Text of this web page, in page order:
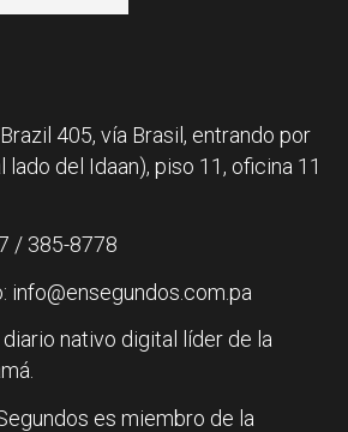
405, vía Brasil, entrando por
lado del Idaan), piso 11, oficina 11
/ 385-8778
info@ensegundos.com.pa
nativo digital líder de la
es miembro de la